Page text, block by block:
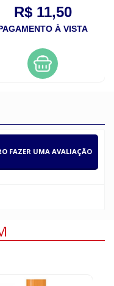
R$ 11,50
À VISTA
FAZER UMA AVALIAÇÃO